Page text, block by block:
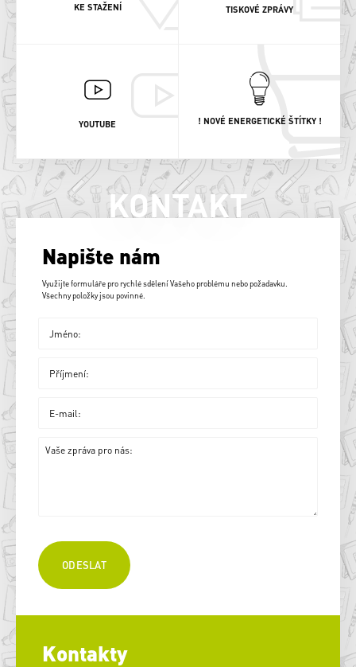
KE STAŽENÍ TISKOVÉ ZPRÁVY
YOUTUBE ! NOVÉ ENERGETICKÉ ŠTÍTKY !
KONTAKT
Napište nám
Využijte formuláře pro rychlé sdělení Vašeho problému nebo požadavku.
Všechny položky jsou povinné.
Kontakty